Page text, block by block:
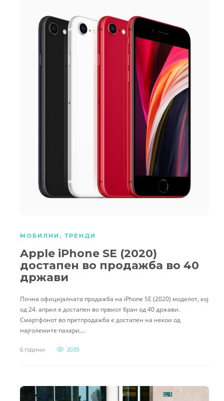
МОБИЛНИ , ТРЕНДИ
Apple iPhone SE (2020)
достапен во продажба во 40
држави
Почна официјалната продажба на iPhone SE (2020) моделот, кој
од 24. април е достапен во првиот бран од 40 држави.
Смартфонот во претпродажба е достапен на некои од
најголемите пазари,…
6 години 2035